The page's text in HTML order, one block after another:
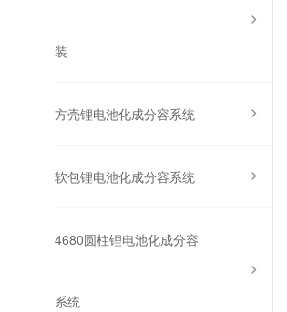
装
方壳锂电池化成分容系统
软包锂电池化成分容系统
4680圆柱锂电池化成分容
系统